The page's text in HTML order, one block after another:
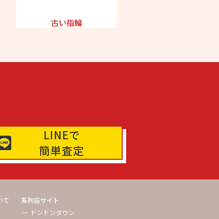
古い指輪
LINEで
簡単査定
て
系列店サイト
ー ドンドンダウン